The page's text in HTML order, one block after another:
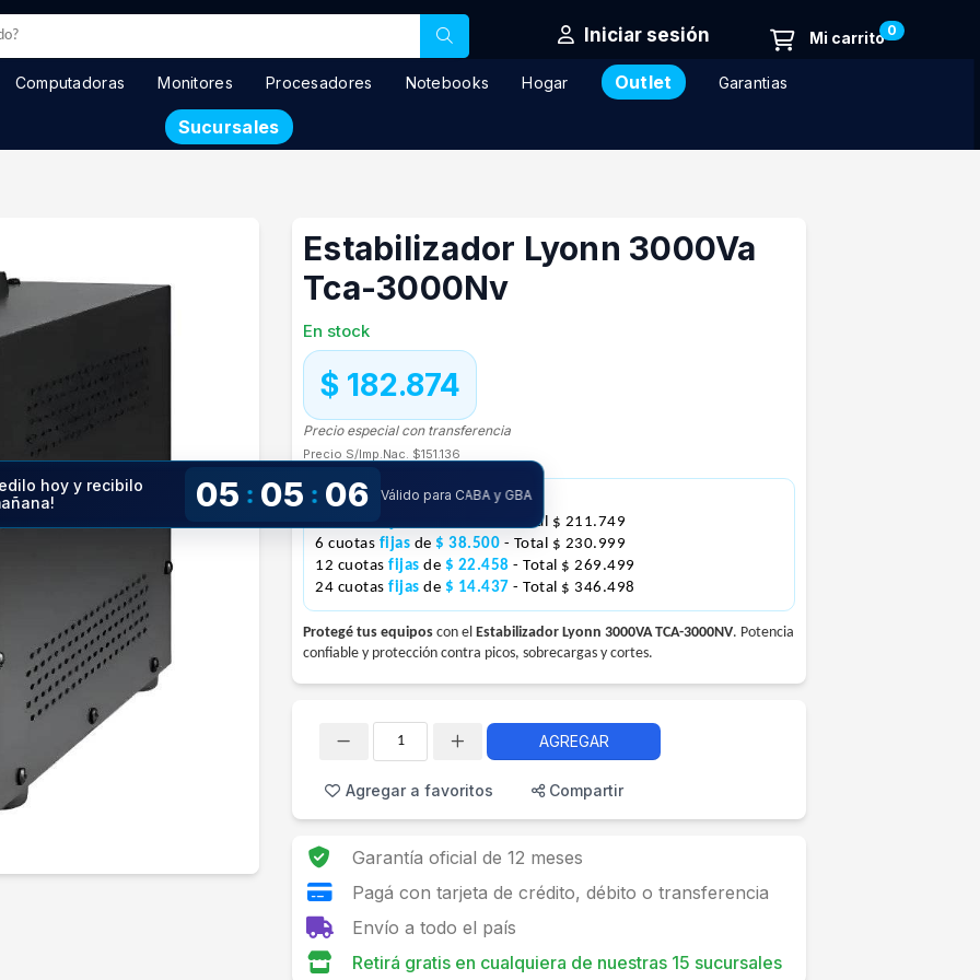
Iniciar sesión 0
Computadoras Monitores Procesadores Notebooks Hogar Outlet Garantias
Sucursales
Estabilizador Lyonn 3000Va
Tca-3000Nv
En stock
$ 182.874
Precio especial con transferencia
Precio S/Imp.Nac. $151.136
1 pago contarjetade$ 192.499
- Total $ 211.749
6 cuotas fijas de $ 38.500 - Total $ 230.999
12 cuotas fijas de $ 22.458 - Total $ 269.499
24 cuotas fijas de $ 14.437 - Total $ 346.498
Protegé tus equipos con el Estabilizador Lyonn 3000VA TCA-3000NV. Potencia
confiable y protección contra picos, sobrecargas y cortes.
hoy y recibilo
05 : 05 : 05 Válido para CABA y GBA
AGREGAR
Agregar a favoritos Compartir
Garantía oficial de 12 meses
Pagá con tarjeta de crédito, débito o transferencia
Envío a todo el país
Retirá gratis en cualquiera de nuestras 15 sucursales